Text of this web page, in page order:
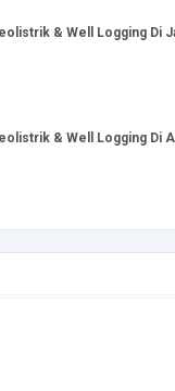
& Well Logging Di
& Well Logging Di